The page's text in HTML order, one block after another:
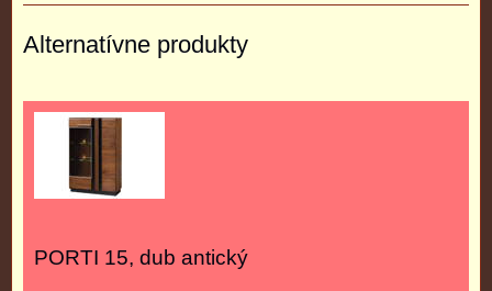
Alternatívne produkty
PORTI 15, dub antický